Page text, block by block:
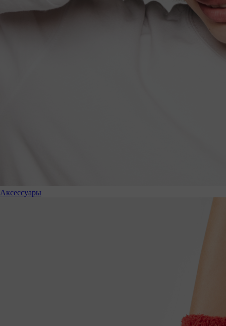
Аксессуары